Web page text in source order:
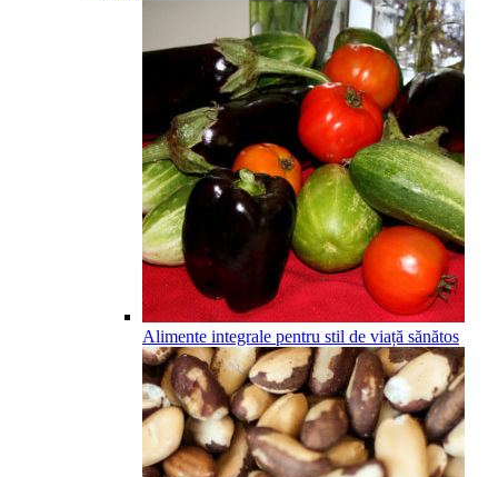
Alimente integrale pentru stil de viață sănătos